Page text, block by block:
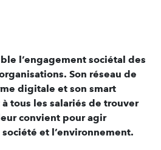
l’engagement sociétal des
Son réseau de
digitale et son smart
tous les salariés de trouver
convient pour agir
et l’environnement.